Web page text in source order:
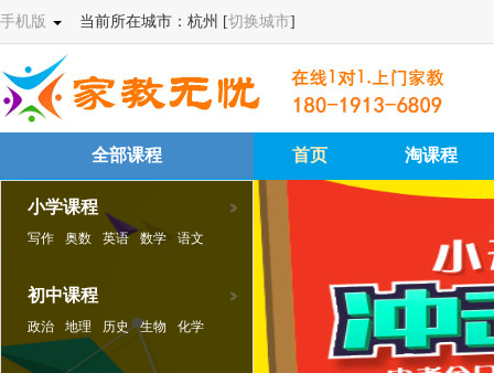
手机版 当前所在城市：杭州 [切换城市]
全部课程 首页 淘课程
小学课程
写作 奥数 英语 数学 语文
初中课程
政治 地理 历史 生物
化学
物理
数学 语文